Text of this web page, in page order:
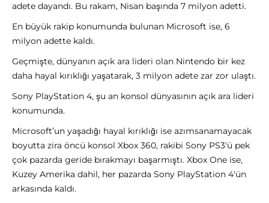
adete dayandı. Bu rakam, Nisan başında 7 milyon adetti.
En büyük rakip konumunda bulunan Microsoft ise, 6
milyon adette kaldı.
Geçmişte, dünyanın açık ara lideri olan Nintendo bir kez
daha hayal kırıklığı yaşatarak, 3 milyon adete zar zor ulaştı.
Sony PlayStation 4, şu an konsol dünyasının açık ara lideri
konumunda.
Microsoft’un yaşadığı hayal kırıklığı ise azımsanamayacak
boyutta zira öncü konsol Xbox 360, rakibi Sony PS3′ü pek
çok pazarda geride bırakmayı başarmıştı. Xbox One ise,
Kuzey Amerika dahil, her pazarda Sony PlayStation 4′ün
arkasında kaldı.